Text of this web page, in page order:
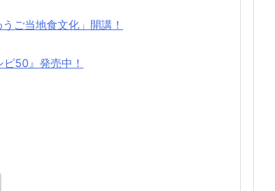
ご当地食文化」開講！
50』発売中！